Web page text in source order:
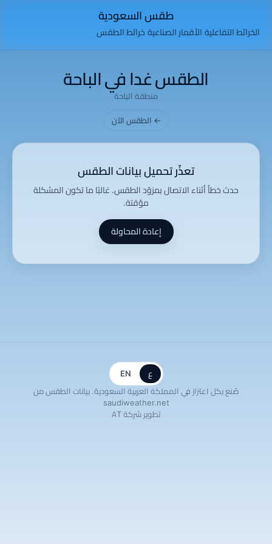
طقس السعودية
الخرائط التفاعليةالأقمار الصناعيةخرائط الطقس
الطقس غدا في الباحة
منطقة الباحة
← الطقس الآن
تعذّر تحميل بيانات الطقس
حدث خطأ أثناء الاتصال بمزوّد الطقس. غالبًا ما تكون المشكلة
مؤقتة.
إعادة المحاولة
ع EN
صُنع بكل اعتزاز في المملكة العربية السعودية. بيانات الطقس من
saudiweather.net
تطوير شركة AT